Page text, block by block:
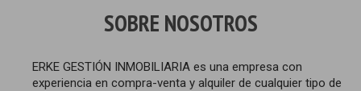
SOBRE NOSOTROS
ERKE GESTIÓN INMOBILIARIA es una empresa con
experiencia en compra-venta y alquiler de cualquier tipo de